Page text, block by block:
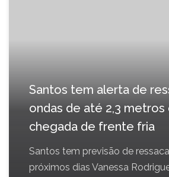
Santos tem alerta de
ondas de até 2,3 metros
chegada de frente fria
Santos tem previsão de
próximos dias Vanessa